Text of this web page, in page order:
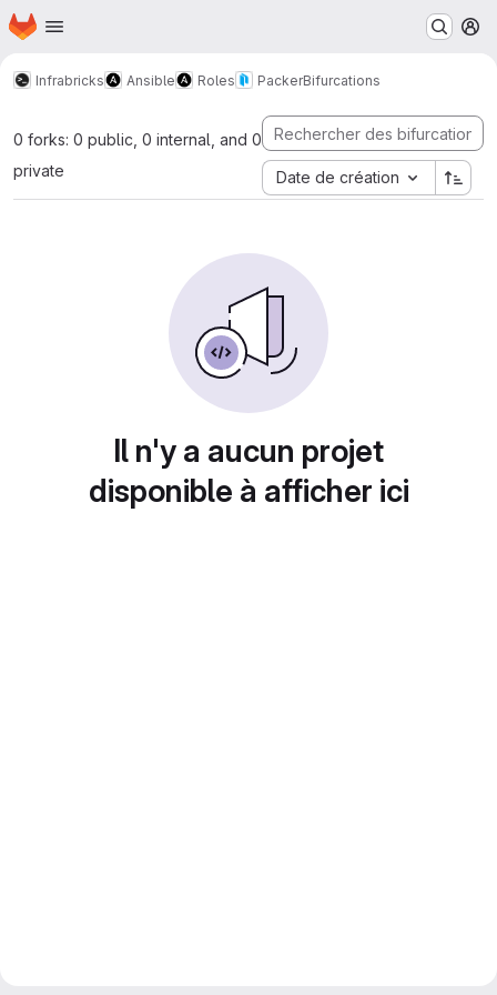
Passer au contenu principal
Page d'accueil
Infrabricks Ansible Roles PackerBifurcations
0 forks: 0 public, 0 internal, and 0
private
Date de création
Il n'y a aucun projet
disponible à afficher ici